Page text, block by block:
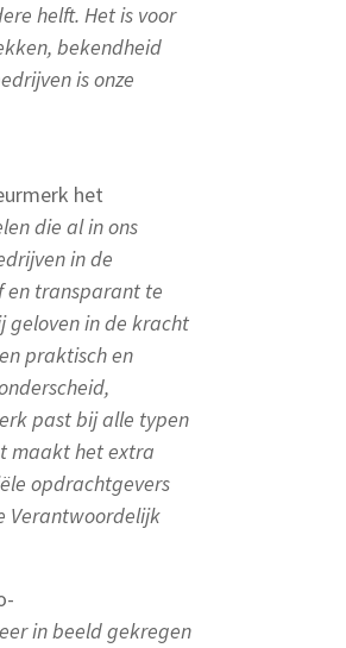
helft. Het is voor
bekendheid
is onze
het
die al in ons
in de
en transparant te
geloven in de kracht
praktisch en
past bij alle typen
maakt het extra
opdrachtgevers
Verantwoordelijk
in beeld gekregen